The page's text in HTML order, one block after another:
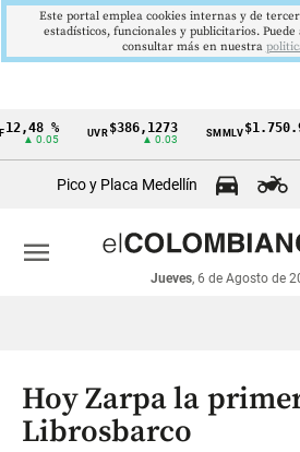
Cintillo
económicos
Colombia
%
▲ 0.05
UVR$386,1273
▲ 0.03
SMMLV
Pico y Placa Medellín
Jueves, 6 de Agosto de
menu
Hoy Zarpa la
Librosbarco
Este portal emplea cookies internas y de
estadísticos, funcionales y publicitarios. Puede
consultar más en nuestra